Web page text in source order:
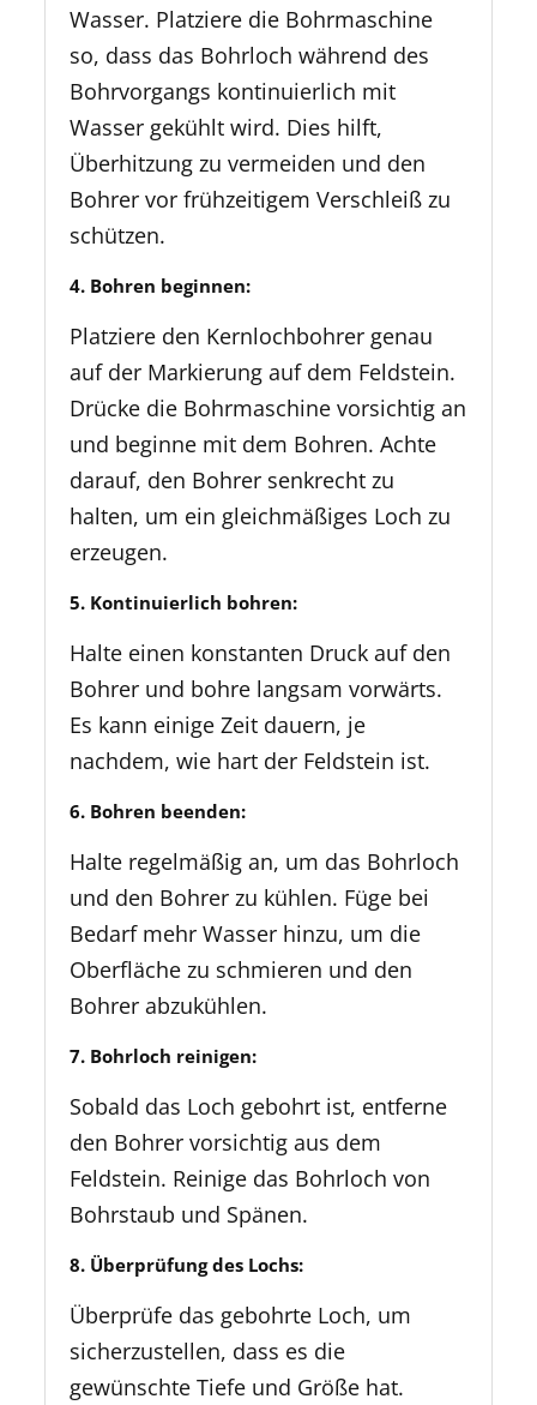
Wasser. Platziere die Bohrmaschine
so, dass das Bohrloch während des
Bohrvorgangs kontinuierlich mit
Wasser gekühlt wird. Dies hilft,
Überhitzung zu vermeiden und den
Bohrer vor frühzeitigem Verschleiß zu
schützen.
4. Bohren beginnen:
Platziere den Kernlochbohrer genau
auf der Markierung auf dem Feldstein.
Drücke die Bohrmaschine vorsichtig an
und beginne mit dem Bohren. Achte
darauf, den Bohrer senkrecht zu
halten, um ein gleichmäßiges Loch zu
erzeugen.
5. Kontinuierlich bohren:
Halte einen konstanten Druck auf den
Bohrer und bohre langsam vorwärts.
Es kann einige Zeit dauern, je
nachdem, wie hart der Feldstein ist.
6. Bohren beenden:
Halte regelmäßig an, um das Bohrloch
und den Bohrer zu kühlen. Füge bei
Bedarf mehr Wasser hinzu, um die
Oberfläche zu schmieren und den
Bohrer abzukühlen.
7. Bohrloch reinigen:
Sobald das Loch gebohrt ist, entferne
den Bohrer vorsichtig aus dem
Feldstein. Reinige das Bohrloch von
Bohrstaub und Spänen.
8. Überprüfung des Lochs:
Überprüfe das gebohrte Loch, um
sicherzustellen, dass es die
gewünschte Tiefe und Größe hat.